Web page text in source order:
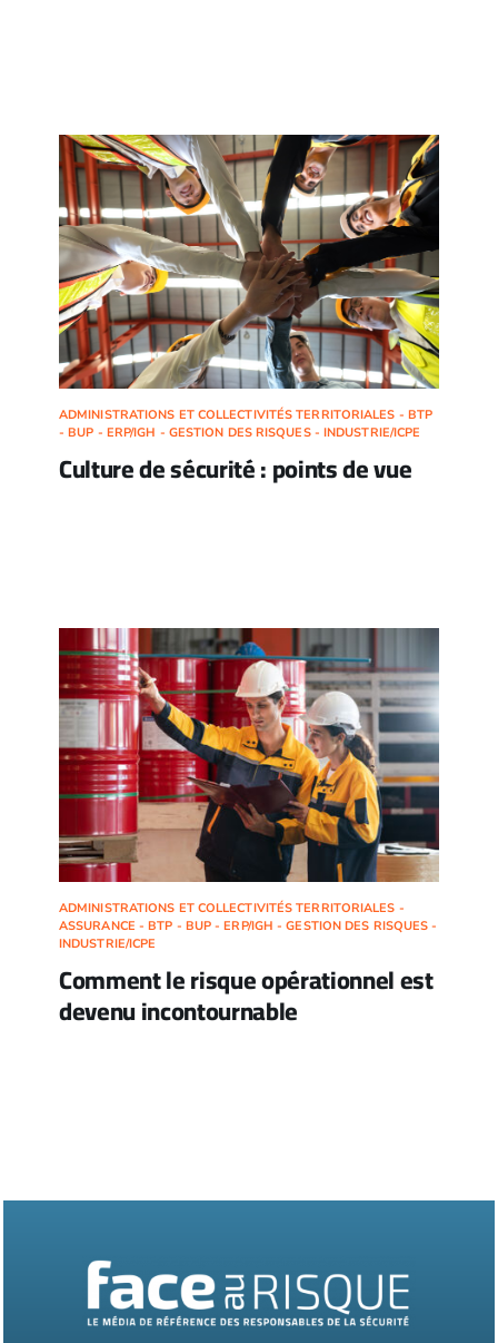
ADMINISTRATIONS ET COLLECTIVITÉS TERRITORIALES - BTP
- BUP - ERP/IGH - GESTION DES RISQUES - INDUSTRIE/ICPE
Culture de sécurité : points de vue
ADMINISTRATIONS ET COLLECTIVITÉS TERRITORIALES -
ASSURANCE - BTP - BUP - ERP/IGH - GESTION DES RISQUES -
INDUSTRIE/ICPE
Comment le risque opérationnel est
devenu incontournable